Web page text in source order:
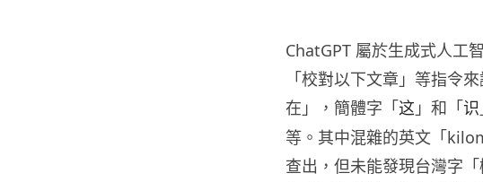
ChatGPT 屬於生成式人工
「校對以下文章」等指令
在」，簡體字「这 」和「识
等。其中混雜的英文「
查出，但未能發現台灣字